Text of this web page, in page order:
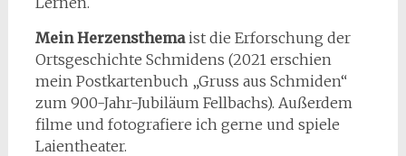
Mein Herzensthemaist die Erforschung der
Ortsgeschichte Schmidens (2021 erschien
mein Postkartenbuch „Gruss aus Schmiden“
zum 900-Jahr-Jubiläum Fellbachs). Außerdem
filme und fotografiere ich gerne und spiele
Laientheater.